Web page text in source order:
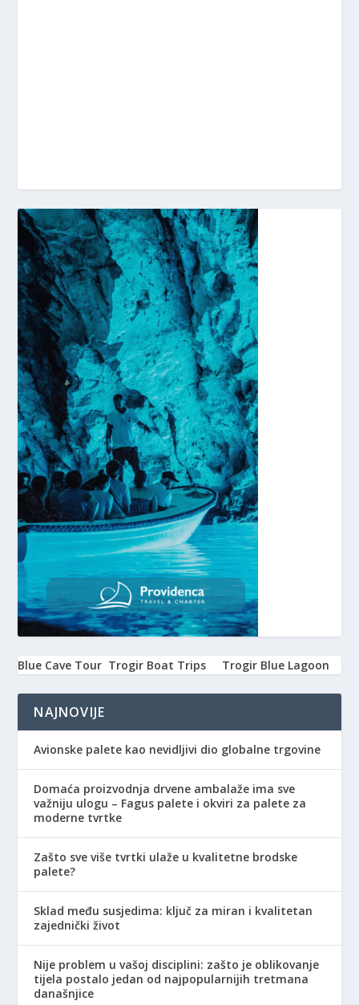
Blue Cave Tour Trogir Boat Trips Trogir Blue Lagoon
NAJNOVIJE
Avionske palete kao nevidljivi dio globalne trgovine
Domaća proizvodnja drvene ambalaže ima sve
važniju ulogu – Fagus palete i okviri za palete za
moderne tvrtke
Zašto sve više tvrtki ulaže u kvalitetne brodske
palete?
Sklad među susjedima: ključ za miran i kvalitetan
zajednički život
Nije problem u vašoj disciplini: zašto je oblikovanje
tijela postalo jedan od najpopularnijih tretmana
današnjice